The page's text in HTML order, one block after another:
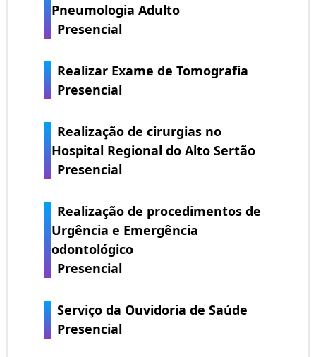
Pneumologia Adulto
Presencial
Realizar Exame de Tomografia
Presencial
Realização de cirurgias no
Hospital Regional do Alto Sertão
Presencial
Realização de procedimentos de
Urgência e Emergência
odontológico
Presencial
Serviço da Ouvidoria de Saúde
Presencial